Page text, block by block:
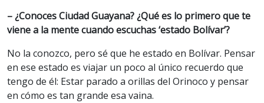
– ¿Conoces Ciudad Guayana? ¿Qué es lo primero que te
viene a la mente cuando escuchas ‘estado Bolívar’?
No la conozco, pero sé que he estado en Bolívar. Pensar
en ese estado es viajar un poco al único recuerdo que
tengo de él: Estar parado a orillas del Orinoco y pensar
en cómo es tan grande esa vaina.